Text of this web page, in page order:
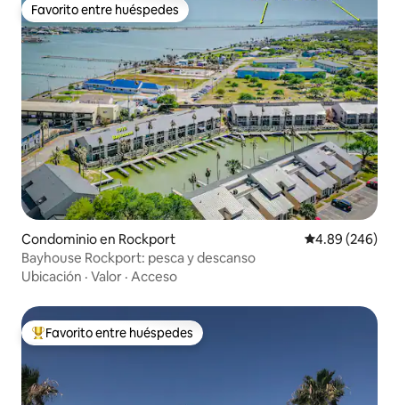
Favorito entre huéspedes
Favorito entre huéspedes
Condominio en Rockport Calificación
4.89 (246)
Bayhouse Rockport: pesca y descanso
Ubicación · Valor · Acceso
De los mejores en Favorito entre huéspedes
Favorito entre huéspedes